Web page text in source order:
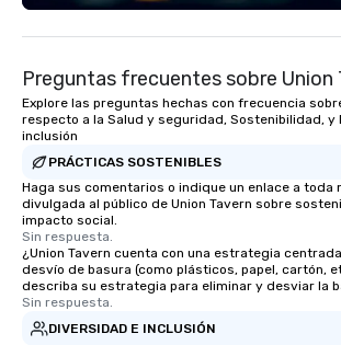
Preguntas frecuentes sobre Union
Explore las preguntas hechas con frecuencia
respecto a la Salud y seguridad, Sostenibilidad, y
inclusión
PRÁCTICAS SOSTENIBLES
Haga sus comentarios o indique un enlace a toda
divulgada al público de Union Tavern sobre
impacto social.
Sin respuesta.
¿Union Tavern cuenta con una estrategia
desvío de basura (como plásticos, papel, cartón,
describa su estrategia para eliminar y desviar la
Sin respuesta.
DIVERSIDAD E INCLUSIÓN